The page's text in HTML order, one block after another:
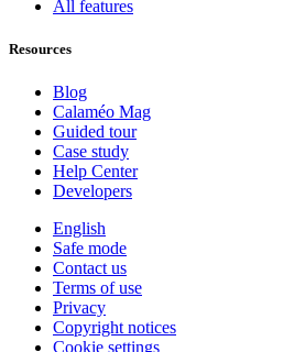
All features
Resources
Blog
Calaméo Mag
Guided tour
Case study
Help Center
Developers
English
Safe mode
Contact us
Terms of use
Privacy
Copyright notices
Cookie settings